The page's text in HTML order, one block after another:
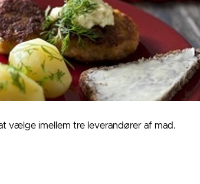
vælge imellem tre leverandører af mad.